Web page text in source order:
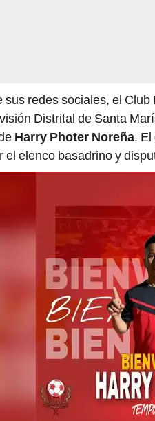
sus redes sociales, el
Distrital de Santa
Harry Photer Noreña.
el elenco basadrino y